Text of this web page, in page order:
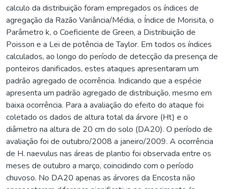
calculo da distribuição foram empregados os índices de
agregação da Razão Variância/Média, o Índice de Morisita, o
Parâmetro k, o Coeficiente de Green, a Distribuição de
Poisson e a Lei de potência de Taylor. Em todos os índices
calculados, ao longo do período de detecção da presença de
ponteiros danificados, estes ataques apresentaram um
padrão agregado de ocorrência. Indicando que a espécie
apresenta um padrão agregado de distribuição, mesmo em
baixa ocorrência. Para a avaliação do efeito do ataque foi
coletado os dados de altura total da árvore (Ht) e o
diâmetro na altura de 20 cm do solo (DA20). O período de
avaliação foi de outubro/2008 a janeiro/2009. A ocorrência
de H. naevulus nas áreas de plantio foi observada entre os
meses de outubro a março, coincidindo com o período
chuvoso. No DA20 apenas as árvores da Encosta não